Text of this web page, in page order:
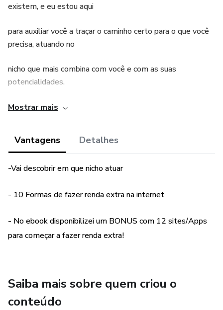
existem, e eu estou aqui
para auxiliar você a traçar o caminho certo para o que você
precisa, atuando no
nicho que mais combina com você e com as suas
potencialidades.
Aqui, vamos discorrer sobre os recursos mínimos
Internet, sobre as competências e habilidades específicas
mercado em que vai atuar.
Vou ajudar você a encontrar todas as possibilidades
verdadeiramente
var) o seu orçamento.
Mostrar mais
Vantagens Detalhes
-Vai descobrir em que nicho atuar
- 10 Formas de fazer renda extra na internet
- No ebook disponibilizei um BONUS com 12 sites/Apps
para começar a fazer renda extra!
Saiba mais sobre quem criou o
conteúdo